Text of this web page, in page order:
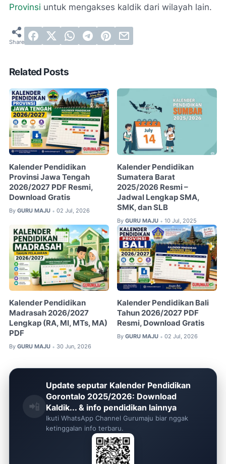
Provinsi untuk mengakses kaldik dari wilayah lain.
Related Posts
Kalender Pendidikan
Provinsi Jawa Tengah
2026/2027 PDF Resmi,
Download Gratis
By GURU MAJU • 02 Jul, 2026
Kalender Pendidikan
Sumatera Barat
2025/2026 Resmi –
Jadwal Lengkap SMA,
SMK, dan SLB
By GURU MAJU • 10 Jul, 2025
Kalender Pendidikan
Madrasah 2026/2027
Lengkap (RA, MI, MTs, MA)
PDF
By GURU MAJU • 30 Jun, 2026
Kalender Pendidikan Bali
Tahun 2026/2027 PDF
Resmi, Download Gratis
By GURU MAJU • 02 Jul, 2026
📲
Update seputar Kalender Pendidikan
Gorontalo 2025/2026: Download
Kaldik... & info pendidikan lainnya
Ikuti WhatsApp Channel Gurumaju biar nggak
ketinggalan info terbaru.